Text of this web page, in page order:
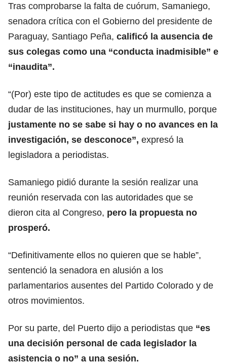
Tras comprobarse la falta de cuórum, Samaniego,
senadora crítica con el Gobierno del presidente de
Paraguay, Santiago Peña, calificó la ausencia de
sus colegas como una “conducta inadmisible” e
“inaudita”.
“(Por) este tipo de actitudes es que se comienza a
dudar de las instituciones, hay un murmullo, porque
justamente no se sabe si hay o no avances en la
investigación, se desconoce”, expresó la
legisladora a periodistas.
Samaniego pidió durante la sesión realizar una
reunión reservada con las autoridades que se
dieron cita al Congreso, pero la propuesta no
prosperó.
“Definitivamente ellos no quieren que se hable”,
sentenció la senadora en alusión a los
parlamentarios ausentes del Partido Colorado y de
otros movimientos.
Por su parte, del Puerto dijo a periodistas que “es
una decisión personal de cada legislador la
asistencia o no” a una sesión.